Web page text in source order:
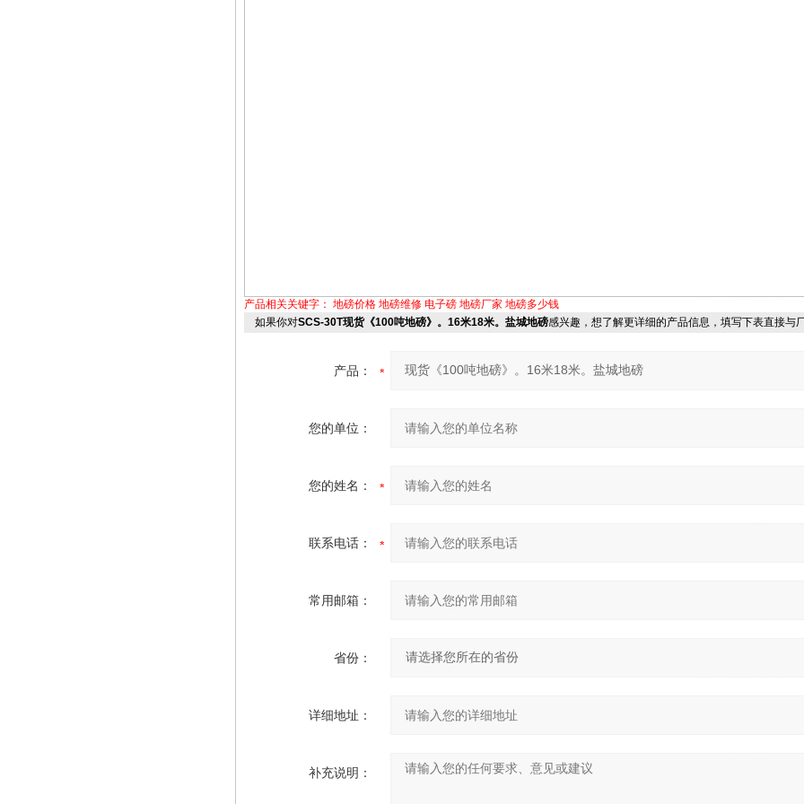
产品相关关键字： 地磅价格 地磅维修 电子磅 地磅厂家 地磅多少钱
如果你对SCS-30T现货《100吨地磅》。16米18米。盐城地磅感兴趣，想了解更详细的产品信息，填写下表直接与
产品：
您的单位：
您的姓名：
联系电话：
常用邮箱：
省份：
详细地址：
补充说明：